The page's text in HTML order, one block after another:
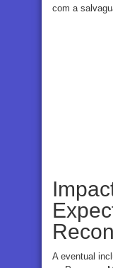
com a
A eventual